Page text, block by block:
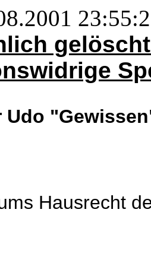
Hausrecht